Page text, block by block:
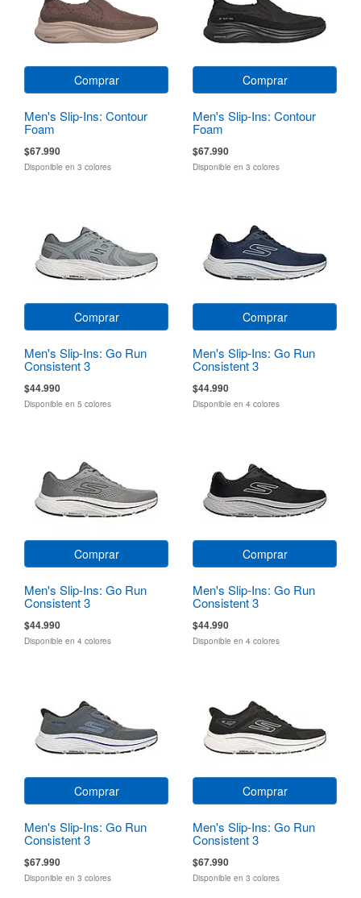
Comprar
Men's Slip-Ins: Contour
Foam
$67.990
Disponible en 3 colores
Comprar
Men's Slip-Ins: Contour
Foam
$67.990
Disponible en 3 colores
Comprar
Men's Slip-Ins: Go Run
Consistent 3
$44.990
Disponible en 5 colores
Comprar
Men's Slip-Ins: Go Run
Consistent 3
$44.990
Disponible en 4 colores
Comprar
Men's Slip-Ins: Go Run
Consistent 3
$44.990
Disponible en 4 colores
Comprar
Men's Slip-Ins: Go Run
Consistent 3
$44.990
Disponible en 4 colores
Comprar
Men's Slip-Ins: Go Run
Consistent 3
$67.990
Disponible en 3 colores
Comprar
Men's Slip-Ins: Go Run
Consistent 3
$67.990
Disponible en 3 colores